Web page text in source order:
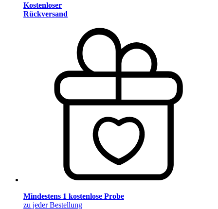
Kostenloser
Rückversand
Mindestens 1 kostenlose Probe
zu jeder Bestellung